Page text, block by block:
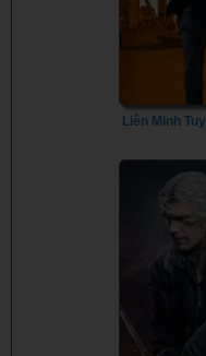
Liên Minh